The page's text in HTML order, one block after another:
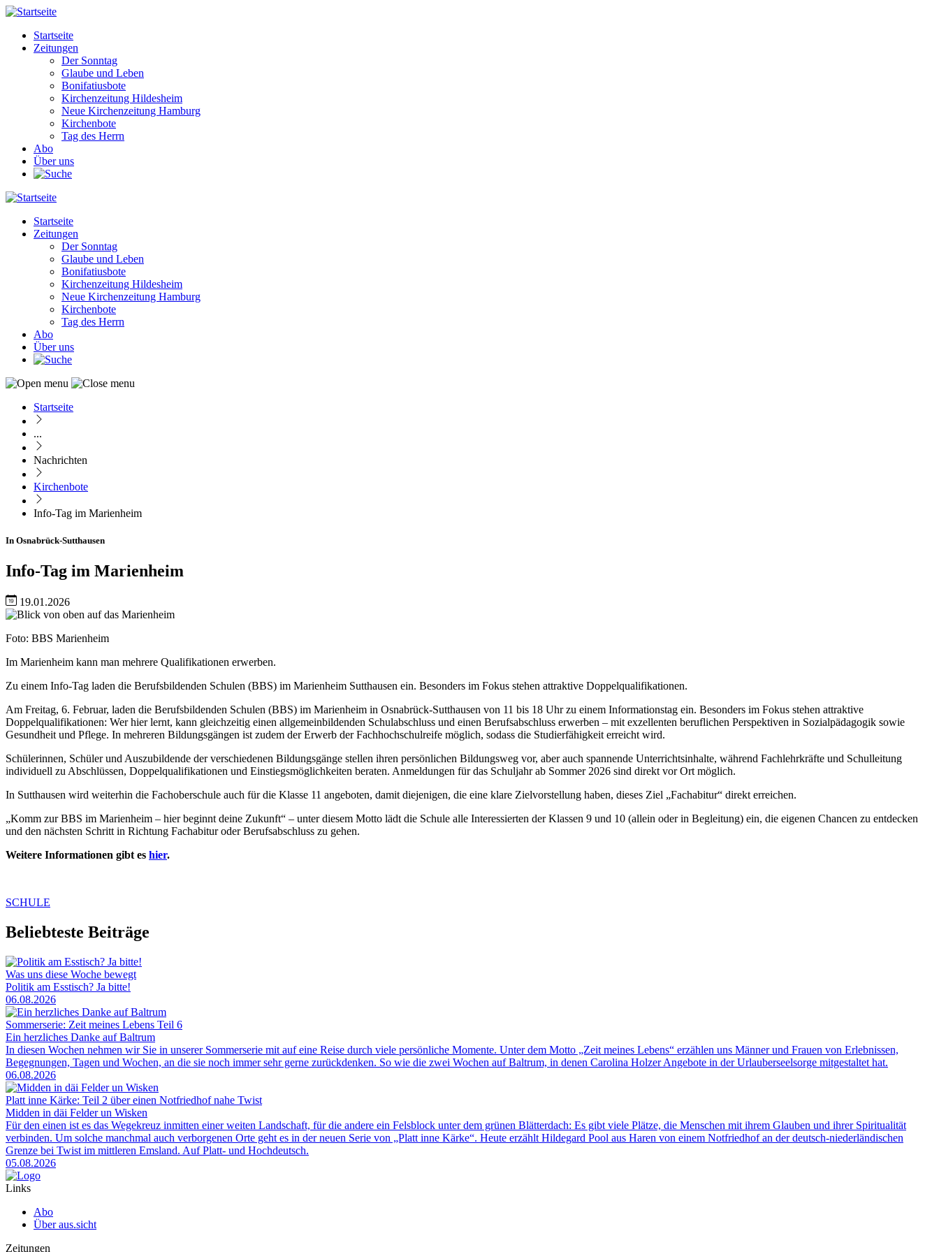
Direkt
Inhalt
Main
navigation
Startseite
Zeitungen
Der Sonntag
Glaube und Leben
Bonifatiusbote
Kirchenzeitung Hildesheim
Neue Kirchenzeitung Hamburg
Kirchenbote
Tag des Herrn
Abo
Über uns
Main
navigation
Startseite
Zeitungen
Der Sonntag
Glaube und Leben
Bonifatiusbote
Kirchenzeitung Hildesheim
Neue Kirchenzeitung Hamburg
Kirchenbote
Tag des Herrn
Abo
Über uns
Pfadnavigation
Startseite
...
Nachrichten
Kirchenbote
Info-Tag im Marienheim
In Osnabrück-Sutthausen
Info-Tag im Marienheim
19.01.2026
Image
Nachweis
Foto: BBS Marienheim
Caption
Im Marienheim kann man mehrere Qualifikationen erwerben.
Zu einem Info-Tag laden die Berufsbildenden Schulen (BBS) im Marienheim Sutthausen ein. Besonders im Fokus stehen attraktive Doppelqualifikationen.
Am Freitag, 6. Februar, laden die Berufsbildenden Schulen (BBS) im Marienheim in Osnabrück-Sutthausen von 11 bis 18 Uhr zu einem Informationstag ein. Besonders im Fokus stehen attraktive
Doppelqualifikationen: Wer hier lernt, kann gleichzeitig einen allgemeinbildenden Schulabschluss und einen Berufsabschluss erwerben – mit exzellenten beruflichen Perspektiven in Sozialpädagogik sowie
Gesundheit und Pflege. In mehreren Bildungsgängen ist zudem der Erwerb der Fachhochschulreife möglich, sodass die Studierfähigkeit erreicht wird.​
Schülerinnen, Schüler und Auszubildende der verschiedenen Bildungsgänge stellen ihren persönlichen Bildungsweg vor, aber auch spannende Unterrichtsinhalte, während Fachlehrkräfte und Schulleitung
individuell zu Abschlüssen, Doppelqualifikationen und Einstiegsmöglichkeiten beraten. Anmeldungen für das Schuljahr ab Sommer 2026 sind direkt vor Ort möglich.
In Sutthausen wird weiterhin die Fachoberschule auch für die Klasse 11 angeboten, damit diejenigen, die eine klare Zielvorstellung haben, dieses Ziel „Fachabitur“ direkt erreichen.
„Komm zur BBS im Marienheim – hier beginnt deine Zukunft“ – unter diesem Motto lädt die Schule alle Interessierten der Klassen 9 und 10 (allein oder in Begleitung) ein, die eigenen Chancen zu entdecken
und den nächsten Schritt in Richtung Fachabitur oder Berufsabschluss zu gehen.
Weitere Informationen gibt es hier.
SCHULE
Beliebteste Beiträge
Was uns diese Woche bewegt
Politik am Esstisch? Ja bitte!
06.08.2026
Sommerserie: Zeit meines Lebens Teil 6
Ein herzliches Danke auf Baltrum
In diesen Wochen nehmen wir Sie in unserer Sommerserie mit auf eine Reise durch viele persönliche Momente. Unter dem Motto „Zeit meines Lebens“ erzählen uns Männer und Frauen von Erlebnissen,
Begegnungen, Tagen und Wochen, an die sie noch immer sehr gerne zurückdenken. So wie die zwei Wochen auf Baltrum, in denen Carolina Holzer Angebote in der Urlauberseelsorge mitgestaltet hat.
06.08.2026
Platt inne Kärke: Teil 2 über einen Notfriedhof nahe Twist
Midden in däi Felder un Wisken
Für den einen ist es das Wegekreuz inmitten einer weiten Landschaft, für die andere ein Felsblock unter dem grünen Blätterdach: Es gibt viele Plätze, die Menschen mit ihrem Glauben und ihrer Spiritualität
verbinden. Um solche manchmal auch verborgenen Orte geht es in der neuen Serie von „Platt inne Kärke“. Heute erzählt Hildegard Pool aus Haren von einem Notfriedhof an der deutsch-niederländischen
Grenze bei Twist im mittleren Emsland. Auf Platt- und Hochdeutsch.
05.08.2026
Links
Abo
Über aus.sicht
Zeitungen